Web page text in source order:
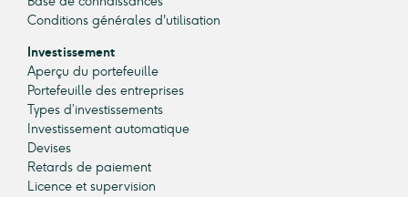
Conditions générales d'utilisation
Investissement
Aperçu du portefeuille
Portefeuille des entreprises
Types d’investissements
Investissement automatique
Devises
Retards de paiement
Licence et supervision